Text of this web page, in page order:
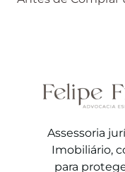
Assessoria
Imobiliário,
para